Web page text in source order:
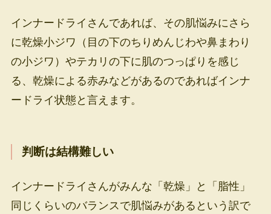
インナードライさんであれば、その肌悩みにさら
に乾燥小ジワ（目の下のちりめんじわや鼻まわり
の小ジワ）やテカリの下に肌のつっぱりを感じ
る、乾燥による赤みなどがあるのであればインナ
ードライ状態と言えます。
判断は結構難しい
インナードライさんがみんな「乾燥」と「脂性」
同じくらいのバランスで肌悩みがあるという訳で